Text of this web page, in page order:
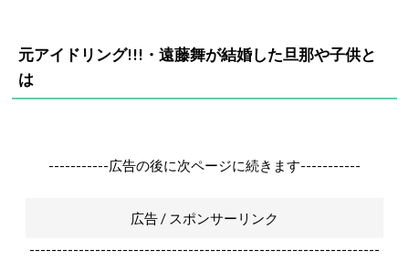
元アイドリング!!!・遠藤舞が結婚した旦那や子供と
は
-----------広告の後に次ページに続きます-----------
広告 / スポンサーリンク
----------------------------------------------------------------